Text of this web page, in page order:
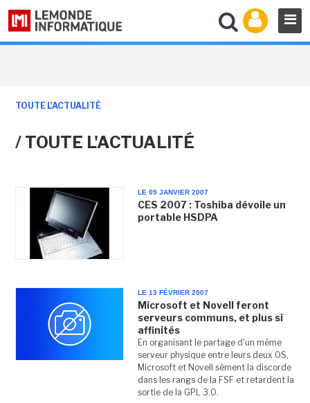
TOUTE L'ACTUALITÉ
/ TOUTE L'ACTUALITÉ
LE 09 JANVIER 2007
CES 2007 : Toshiba dévoile un
portable HSDPA
LE 13 FÉVRIER 2007
Microsoft et Novell feront
serveurs communs, et plus si
affinités
En organisant le partage d'un même
serveur physique entre leurs deux OS,
Microsoft et Novell sèment la discorde
dans les rangs de la FSF et retardent la
sortie de la GPL 3.0.